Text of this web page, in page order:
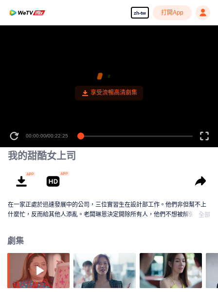
zh-tw 打開App
享受流暢高清劇集
00:00:00/00:22:25
我的甜酷女上司
在一家正處於迅速發展中的公司，三位實習生在設計部工作。他們非但幫不上
什麼忙，反而給其他人添亂。老闆琳恩決定開除所有人，他們不想被解僱，希
的過去，但同時會讓自己的心臟受損。只有在觸碰琳恩時，雷伊不會感覺到疼
痛，因此他對她更感興趣了。在琳恩需要幫助和支持的時候，雷伊一直都在，
這也使得她在雷伊身邊更放鬆。自毀事業的琳恩參加了一場設計師比賽，她希
望自己能獲勝，拒絕了雷伊的幫助。但在和雷伊的阿姨交談後，琳恩才明白她
的勝利是為何而來，她決定向雷伊道歉，而雷伊則向琳恩勇敢地告白了。
全部
劇集